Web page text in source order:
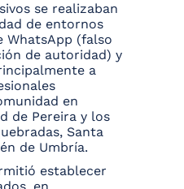
se realizaban
de entornos
WhatsApp (falso
de autoridad) y
a
en
de Pereira y los
Santa
de Umbría.
establecer